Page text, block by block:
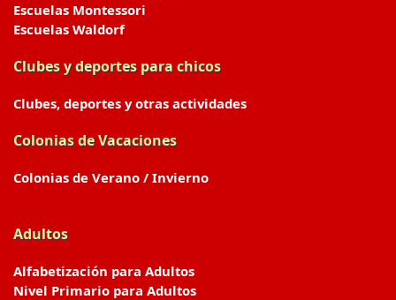
Escuelas Montessori
Escuelas Waldorf
Clubes y deportes para chicos
Clubes, deportes y otras actividades
Colonias de Vacaciones
Colonias de Verano / Invierno
Adultos
Alfabetización para Adultos
Nivel Primario para Adultos